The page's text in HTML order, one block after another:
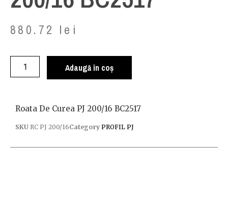
880.72 lei
Adaugă în coș
Roata De Curea PJ 200/16 BC2517
SKU RC PJ 200/16Category PROFIL PJ